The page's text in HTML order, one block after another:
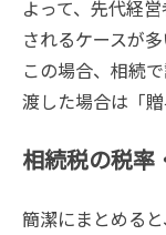
よって、先代経
されるケースが多
この場合、相続
渡した場合は「
相続税の税率
簡潔にまとめる